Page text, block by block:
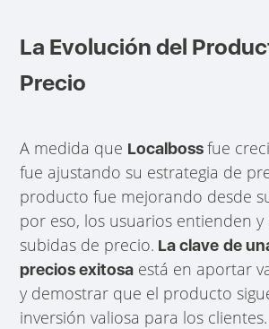
La Evolución del
Precio
A medida que Localbossfue
fue ajustando su estrategia de
producto fue mejorando desde
por eso, los usuarios entienden y
subidas de precio. La clave de
precios exitosa está en aportar
y demostrar que el producto
inversión valiosa para los